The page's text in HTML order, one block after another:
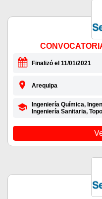
Finalizó el 11/01/2021
Arequipa
Ingeniería Química,
Ingeniería Sanitaria,